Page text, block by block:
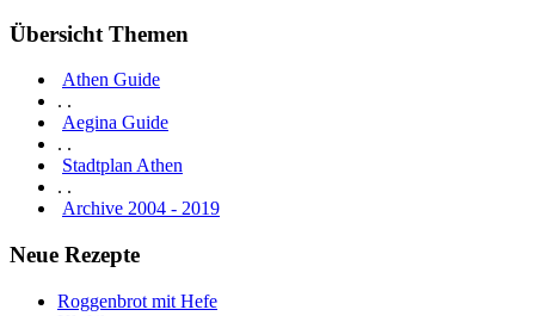
Übersicht Themen
Athen Guide
. .
Aegina Guide
. .
Stadtplan Athen
. .
Archive 2004 - 2019
Neue Rezepte
Roggenbrot mit Hefe